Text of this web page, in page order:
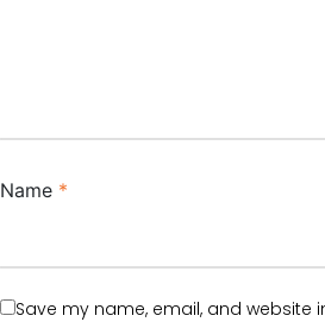
Name *
Save my name, email, and website